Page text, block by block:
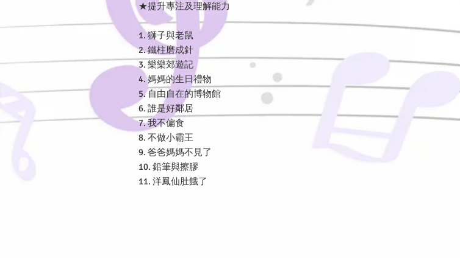
★提升專注及理解能力
1.獅子與老鼠
2.鐵柱磨成針
3. 樂樂郊遊記
4.媽媽的生日禮物
5.自由自在的博物館
6. 誰是好鄰居
7.我不偏食
8. 不做小霸王
9. 爸爸媽媽不見了
10. 鉛筆與擦膠
11. 洋鳳仙肚餓了